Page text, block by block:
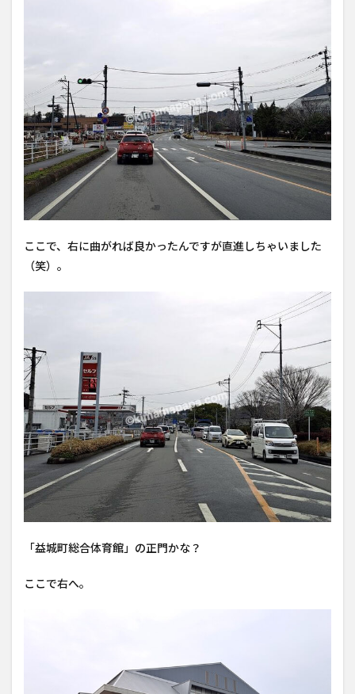
ここで、右に曲がれば良かったんですが直進しちゃいました
（笑）。
「益城町総合体育館」の正門かな？
ここで右へ。